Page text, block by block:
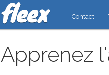
Contact
Apprenez